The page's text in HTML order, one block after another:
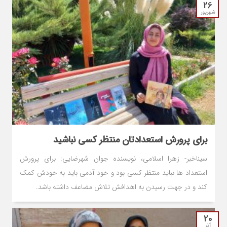
26
شهریور
برای پرورش استعدادتان منتظر کسی نباشید
سیناخبر- زهرا اسلامی، نویسنده جوان شهرضایی: برای پرورش
استعداد ها نباید منتظر کسی بود و خود آدمی باید به خودش کمک
کند و در جهت رسیدن به اهدافش تلاش مضاعف داشته باشد.
20